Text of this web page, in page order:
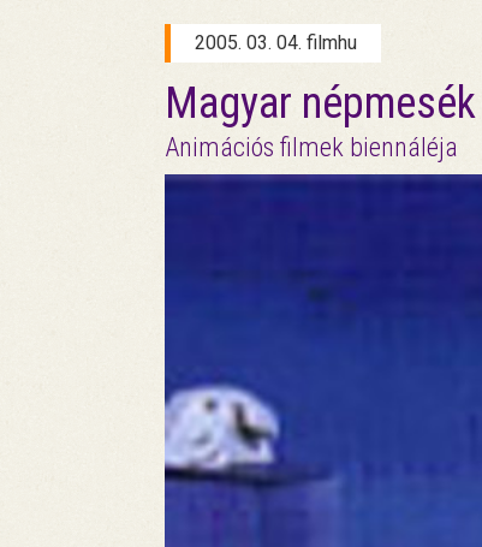
2005. 03. 04. filmhu
Magyar
Animációs filmek biennáléja